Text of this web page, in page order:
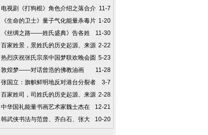
11-7
电视剧《打狗棍》角色介绍之落合介
1-20
《生命的卫士》量子气化能量杀毒片
11-30
《丝绸之路——姓氏盛典》告各姓
氏同胞书
2-22
百家姓景，景姓氏的历史起源、来源
5-23
热烈庆祝张氏宗亲中国梦联欢晚会圆
满成功
11-28
敦煌梦——对话曾浩的佛教油画
3-7
张国立：旗帜鲜明地反对港台分裂者
到大陆挣钱
2-28
百家姓司，司姓氏的历史起源、来源
12-21
中华国礼能量书画艺术家魏士杰在
香港举办易经书画展，其1号弟子MeiMei
拜师，共同传播中华文化正能量。
10-20
韩武侠书法与范曾、齐白石、张大